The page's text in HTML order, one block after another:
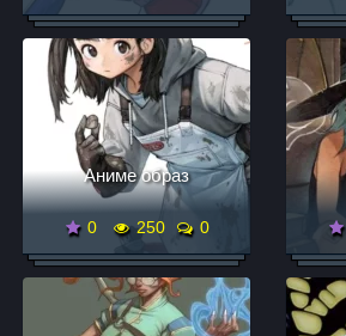
Аниме образ
0 250 0